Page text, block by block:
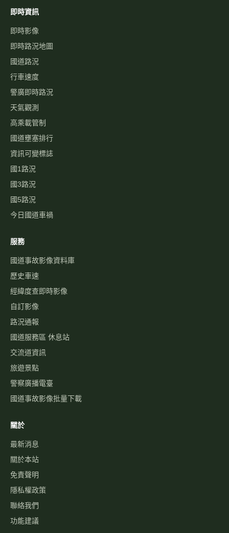
即時資訊
即時影像
即時路況地圖
國道路況
行車速度
警廣即時路況
天氣觀測
高乘載管制
國道壅塞排行
資訊可變標誌
國1路況
國3路況
國5路況
今日國道車禍
服務
國道事故影像資料庫
歷史車速
經緯度查即時影像
自訂影像
路況通報
國道服務區 休息站
交流道資訊
旅遊景點
警察廣播電臺
國道事故影像批量下載
關於
最新消息
關於本站
免責聲明
隱私權政策
聯絡我們
功能建議